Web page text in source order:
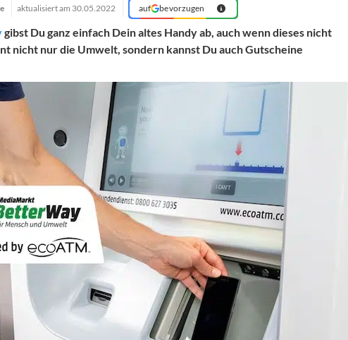
aktualisiert am 30.05.2022 auf bevorzugen
gibst Du ganz einfach Dein altes Handy ab, auch wenn dieses nicht
nicht nur die Umwelt, sondern kannst Du auch Gutscheine